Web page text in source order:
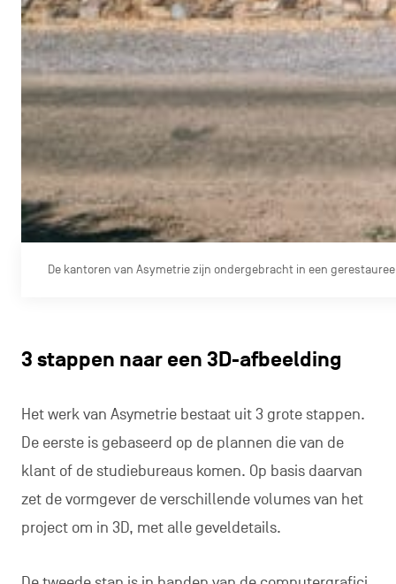
De kantoren van Asymetrie zijn ondergebracht in een
3 stappen naar een 3D-afbeelding
Het werk van Asymetrie bestaat uit 3 grote stappen.
De eerste is gebaseerd op de plannen die van de
klant of de studiebureaus komen. Op basis daarvan
zet de vormgever de verschillende volumes van het
project om in 3D, met alle geveldetails.